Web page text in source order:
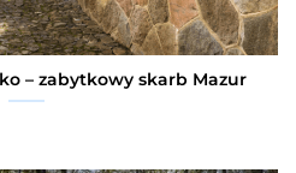
– zabytkowy skarb Mazur